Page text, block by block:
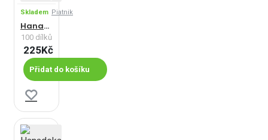
Skladem Piatnik
Hanadeka - kachny
100 dílků
225Kč
Přidat do košíku